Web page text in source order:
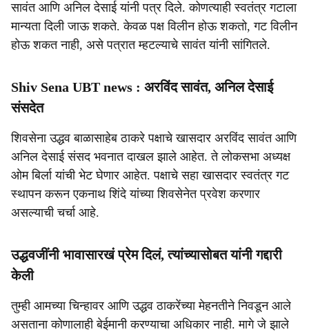
सावंत आणि अनिल देसाई यांनी पत्र दिले. कोणत्याही स्वतंत्र गटाला
मान्यता दिली जाऊ शकते. केवळ पक्ष विलीन होऊ शकतो, गट विलीन
होऊ शकत नाही, असे पत्रात म्हटल्याचे सावंत यांनी सांगितले.
Shiv Sena UBT news : अरविंद सावंत, अनिल देसाई
संसदेत
शिवसेना उद्धव बाळासाहेब ठाकरे पक्षाचे खासदार अरविंद सावंत आणि
अनिल देसाई संसद भवनात दाखल झाले आहेत. ते लोकसभा अध्यक्ष
ओम बिर्ला यांची भेट घेणार आहेत. पक्षाचे सहा खासदार स्वतंत्र गट
स्थापन करून एकनाथ शिंदे यांच्या शिवसेनेत प्रवेश करणार
असल्याची चर्चा आहे.
उद्धवजींनी भावासारखं प्रेम दिलं, त्यांच्यासोबत यांनी गद्दारी
केली
तुम्ही आमच्या चिन्हावर आणि उद्धव ठाकरेंच्या मेहनतीने निवडून आले
असताना कोणालाही बेईमानी करण्याचा अधिकार नाही. मागे जे झाले